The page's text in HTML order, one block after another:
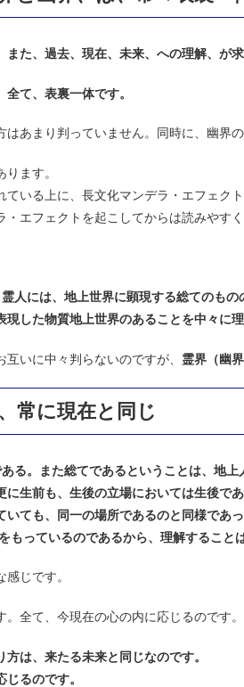
た、過去、現在、未来、への理解、が求
て、表裏一体です。
あまり判っていません。同時に、幽界
ます。
いる上に、長文化マンデラ・エフェク
エフェクトを起こしてからは読みやすく
人には、地上世界に顕現する総てのも
した物質地上世界のあることを中々に理
いに中々判らないのですが、 霊界（幽
常に現在と同じ
る。また総てであるということは、地
生前も、生後の立場においては生後で
ても、同一の場所であるのと同様であ
もっているのであるから、理解すること
じです。
全て、今現在の心の内に応じるのです。
は、来たる未来と同じなのです。
るのです。